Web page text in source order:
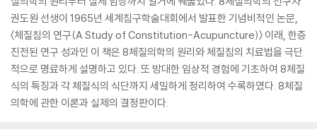
권도원 선생이 1965년 세계침구학술대회에서 발표한 기념비적인 논문,
〈체질침의 연구(A Study of Constitution-Acupuncture)〉 이래, 한층
진전된 연구 성과인 이 책은 8체질의학의 원리와 체질침의 치료법을 극단
적으로 명료하게 설명하고 있다. 또 방대한 임상적 경험에 기초하여 8체질
식의 특징과 각 체질식의 식단까지 세밀하게 정리하여 수록하였다. 8체질
의학에 관한 이론과 실제의 결정판이다.